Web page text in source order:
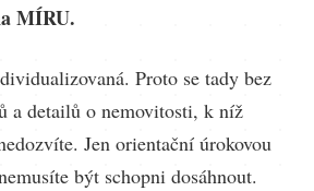
MÍRU.
Proto se tady bez
a detailů o nemovitosti, k níž
Jen orientační úrokovou
být schopni dosáhnout.